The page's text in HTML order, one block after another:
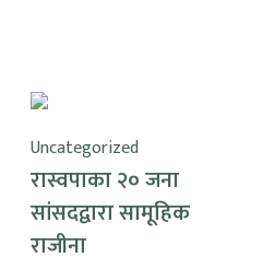
Uncategorized
रास्वपाका २० जना
सांसदद्वारा सामूहिक
राजीना